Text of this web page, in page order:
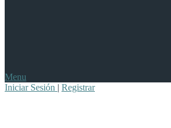
Menu
Iniciar Sesión | Registrar